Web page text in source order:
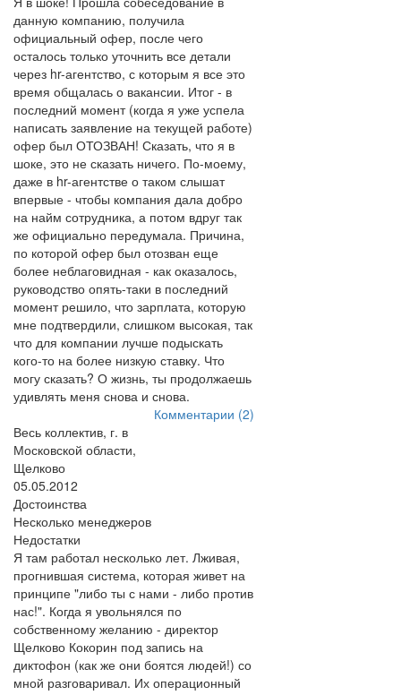
данную компанию, получила
официальный офер, после чего
осталось только уточнить все детали
через hr-агентство, с которым я все это
время общалась о вакансии. Итог - в
последний момент (когда я уже успела
написать заявление на текущей работе)
офер был ОТОЗВАН! Сказать, что я в
шоке, это не сказать ничего. По-моему,
даже в hr-агентстве о таком слышат
впервые - чтобы компания дала добро
на найм сотрудника, а потом вдруг так
же официально передумала. Причина,
по которой офер был отозван еще
более неблаговидная - как оказалось,
руководство опять-таки в последний
момент решило, что зарплата, которую
мне подтвердили, слишком высокая, так
что для компании лучше подыскать
кого-то на более низкую ставку. Что
могу сказать? О жизнь, ты продолжаешь
удивлять меня снова и снова.
Комментарии (2)
Весь коллектив, г. в
Московской области,
Щелково
05.05.2012
Достоинства
Несколько менеджеров
Недостатки
Я там работал несколько лет. Лживая,
прогнившая система, которая живет на
принципе "либо ты с нами - либо против
нас!". Когда я увольнялся по
собственному желанию - директор
Щелково Кокорин под запись на
диктофон (как же они боятся людей!) со
мной разговаривал. Их операционный